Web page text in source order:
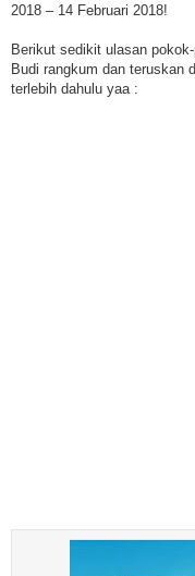
2018 – 14 Februari 2018!
Berikut sedikit ulasan
Budi rangkum dan teruskan
terlebih dahulu yaa :